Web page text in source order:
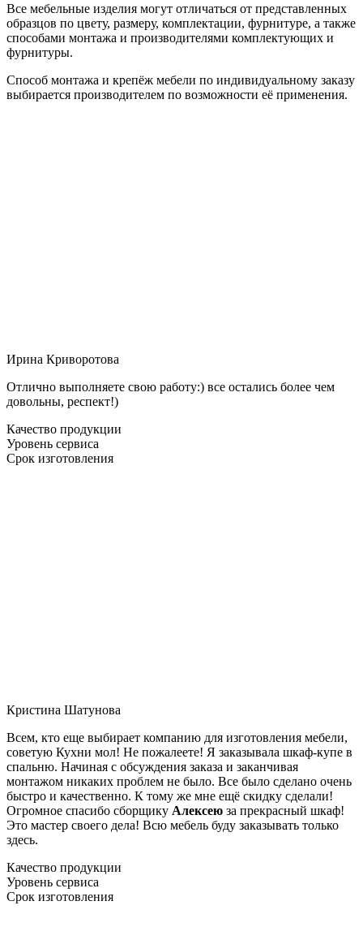
Все мебельные изделия могут отличаться от представленных
образцов по цвету, размеру, комплектации, фурнитуре, а также
способами монтажа и производителями комплектующих и
фурнитуры.
Способ монтажа и крепёж мебели по индивидуальному заказу
выбирается производителем по возможности её применения.
Ирина Криворотова
Отлично выполняете свою работу:) все остались более чем
довольны, респект!)
Качество продукции
Уровень сервиса
Срок изготовления
Кристина Шатунова
Всем, кто еще выбирает компанию для изготовления мебели,
советую Кухни мол! Не пожалеете! Я заказывала шкаф-купе в
спальню. Начиная с обсуждения заказа и заканчивая
монтажом никаких проблем не было. Все было сделано очень
быстро и качественно. К тому же мне ещё скидку сделали!
Огромное спасибо сборщику Алексею за прекрасный шкаф!
Это мастер своего дела! Всю мебель буду заказывать только
здесь.
Качество продукции
Уровень сервиса
Срок изготовления